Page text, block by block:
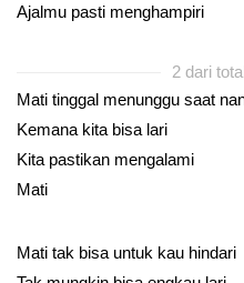
Ajalmu pasti menghampiri
2 dari
Mati tinggal menunggu saat
Kemana kita bisa lari
Kita pastikan mengalami
Mati
Mati tak bisa untuk kau hindari